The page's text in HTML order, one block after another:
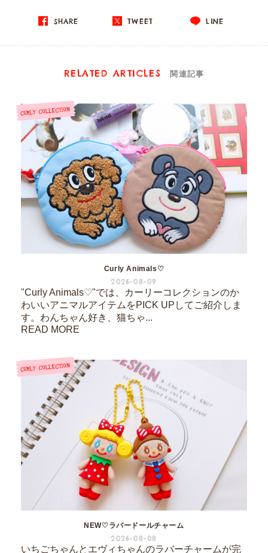
SHARE TWEET LINE
RELATED ARTICLES 関連記事
Curly Animals♡
2026-08-09
"Curly Animals♡"では、カーリーコレクションのか
わいいアニマルアイテムをPICK UPしてご紹介しま
す。わんちゃん好き、猫ちゃ...
READ MORE
NEW♡ラバードールチャーム
2026-08-08
いちごちゃんとエヴィちゃんのラバーチャームが完